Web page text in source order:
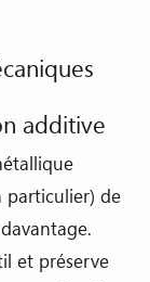
additive
particulier) de
et préserve